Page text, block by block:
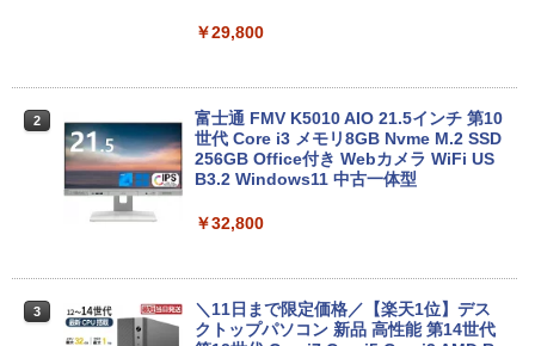
【13.3型 軽量化 薄型 】 ノートパソコン
中古 パソコン ノートPC 13.3型 第十世代
Core i5 NEC VersaPro VB-9 SSD256GB
I Bluetooth 無線 HDMI 中古pc 中古ノー
￥35,990
￥29,800
2
富士通 FMV K5010 AIO 21.5インチ 第10
世代 Core i3 メモリ8GB Nvme M.2 SSD
256GB Office付き Webカメラ WiFi US
B3.2 Windows11 中古一体型
￥32,800
3
＼11日まで限定価格／【楽天1位】デス
クトップパソコン 新品 高性能 第14世代